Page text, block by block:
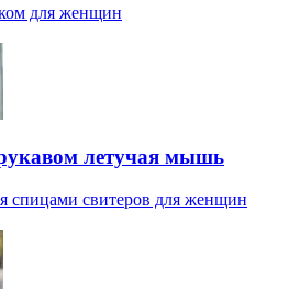
для женщин
летучая мышь
спицами свитеров для женщин